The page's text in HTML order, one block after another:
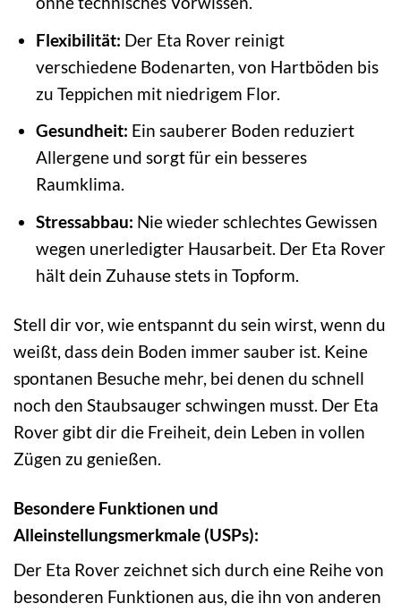
Flexibilität: Der Eta Rover reinigt
verschiedene Bodenarten, von Hartböden bis
zu Teppichen mit niedrigem Flor.
Gesundheit: Ein sauberer Boden reduziert
Allergene und sorgt für ein besseres
Raumklima.
Stressabbau: Nie wieder schlechtes Gewissen
wegen unerledigter Hausarbeit. Der Eta Rover
hält dein Zuhause stets in Topform.
Stell dir vor, wie entspannt du sein wirst, wenn du
weißt, dass dein Boden immer sauber ist. Keine
spontanen Besuche mehr, bei denen du schnell
noch den Staubsauger schwingen musst. Der Eta
Rover gibt dir die Freiheit, dein Leben in vollen
Zügen zu genießen.
Besondere Funktionen und
Alleinstellungsmerkmale (USPs):
Der Eta Rover zeichnet sich durch eine Reihe von
besonderen Funktionen aus, die ihn von anderen